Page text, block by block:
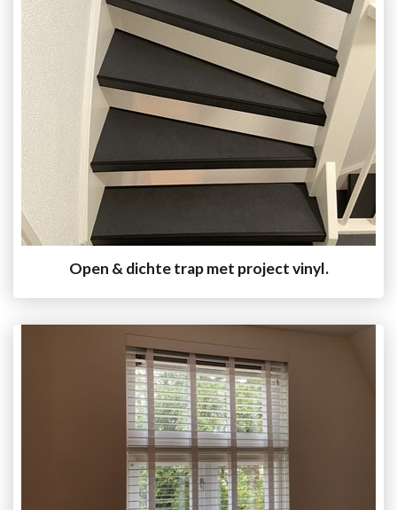
Open & dichte trap met project vinyl.